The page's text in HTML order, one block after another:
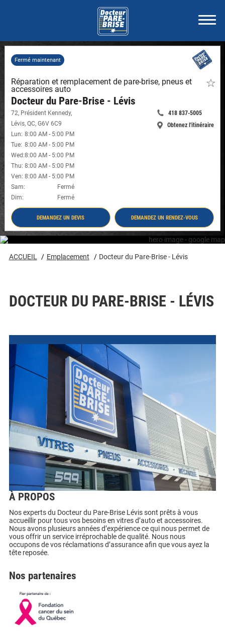
Fermé maintenant
Réparation et remplacement de pare-brise, pneus et
accessoires auto
Docteur du Pare-Brise - Lévis
de
favori
-
72, Président Kennedy,
Lévis,QC,G6V 6C9
Lun: 8:00 AM - 5:00 PM
Tue: 8:00 AM - 5:00 PM
Wed :8:00 AM - 5:00 PM
Thu: 8:00 AM - 5:00 PM
Ven: 8:00 AM - 5:00 PM
Sam:
Fermé
Dim: Fermé
Appelle
maintenant:
418 837-5005
Obtenez l'itinéraire
DEMANDEZ UN DEVIS
- DOCTEUR DU PARE-BRISE - LÉVIS #8007
DEMANDEZ UN RENDEZ-VOUS
- DOCTEUR DU PARE-BRISE - LÉVIS #8007
ACCUEIL Emplacement Docteur du Pare-Brise - Lévis
DOCTEUR DU PARE-BRISE - LÉVIS
À PROPOS
Nos experts du Docteur du Pare-Brise Lévis sont prêts à vous
accueillir pour tous vos besoins en vitres d’auto et accessoires.
Nous avons plusieurs années d’expérience ce qui nous permet de
vous offrir un service irréprochable de qualité. Nous nous
occupons de vos réclamations d’assurance afin que vous ayez la
tête reposée.
Nos partenaires